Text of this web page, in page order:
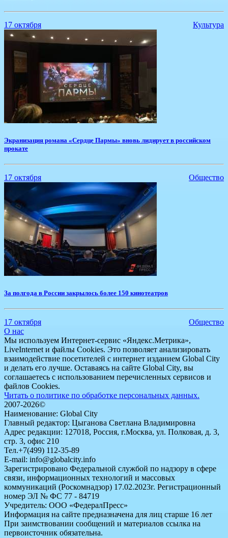
17 октября Культура
Экранизация романа «Сердце Пармы» вновь лидирует в российском
прокате
17 октября Общество
За полгода в России закрылось более 150 кинотеатров
17 октября
Общество
О нас
Мы используем Интернет-сервис «Яндекс.Метрика»,
LiveInternet и файлы Cookies. Это позволяет анализировать
взаимодействие посетителей с интернет изданием Global City
и делать его лучше. Оставаясь на сайте Global City, вы
соглашаетесь с использованием перечисленных сервисов и
файлов Cookies.
Читать о политике по обработке персональных данных.
2007-2026©
Наименование: Global City
Главный редактор: Цыганова Светлана Владимировна
Адрес редакции: 127018, Россия, г.Москва, ул. Полковая, д. 3,
стр. 3, офис 210
Тел.+7(499) 112-35-89
E-mail: info@globalcity.info
Зарегистрировано Федеральной службой по надзору в сфере
связи, информационных технологий и массовых
коммуникаций (Роскомнадзор) 17.02.2023г. Регистрационный
номер ЭЛ № ФС 77 - 84719
Учредитель: ООО «ФедералПресс»
Информация на сайте предназначена для лиц старше 16 лет
При заимствовании сообщений и материалов ссылка на
первоисточник обязательна.